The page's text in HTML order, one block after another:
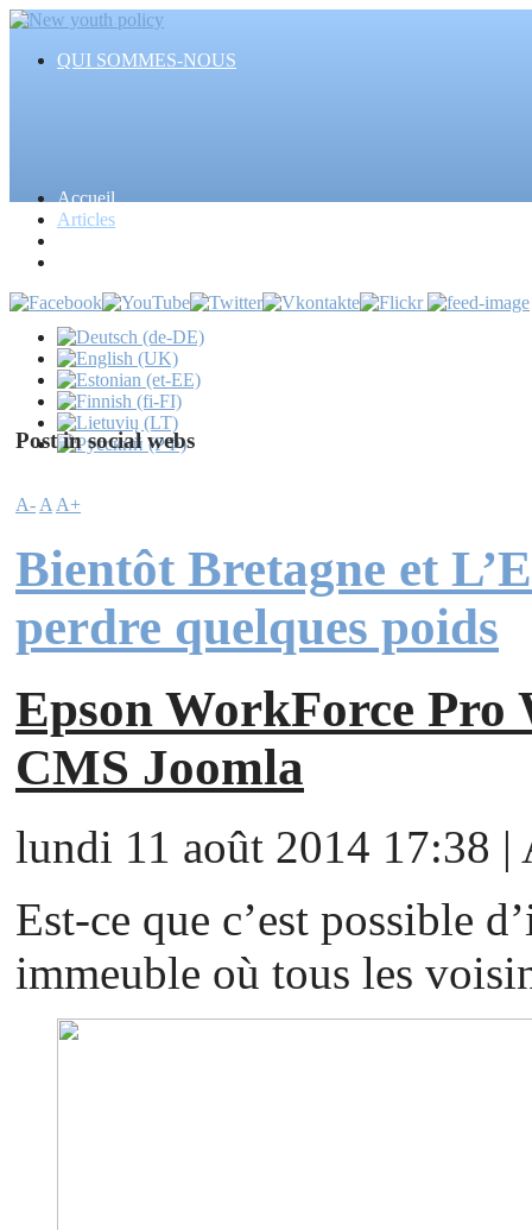
QUI SOMMES-NOUS
Accueil
Articles
Post in social webs
A-AA+
Bientôt Bretagne et
perdre quelques poids
Epson WorkForce Pro
CMS Joomla
lundi 11 août 2014 17:38 |
Est-ce que c’est possible
immeuble où tous les